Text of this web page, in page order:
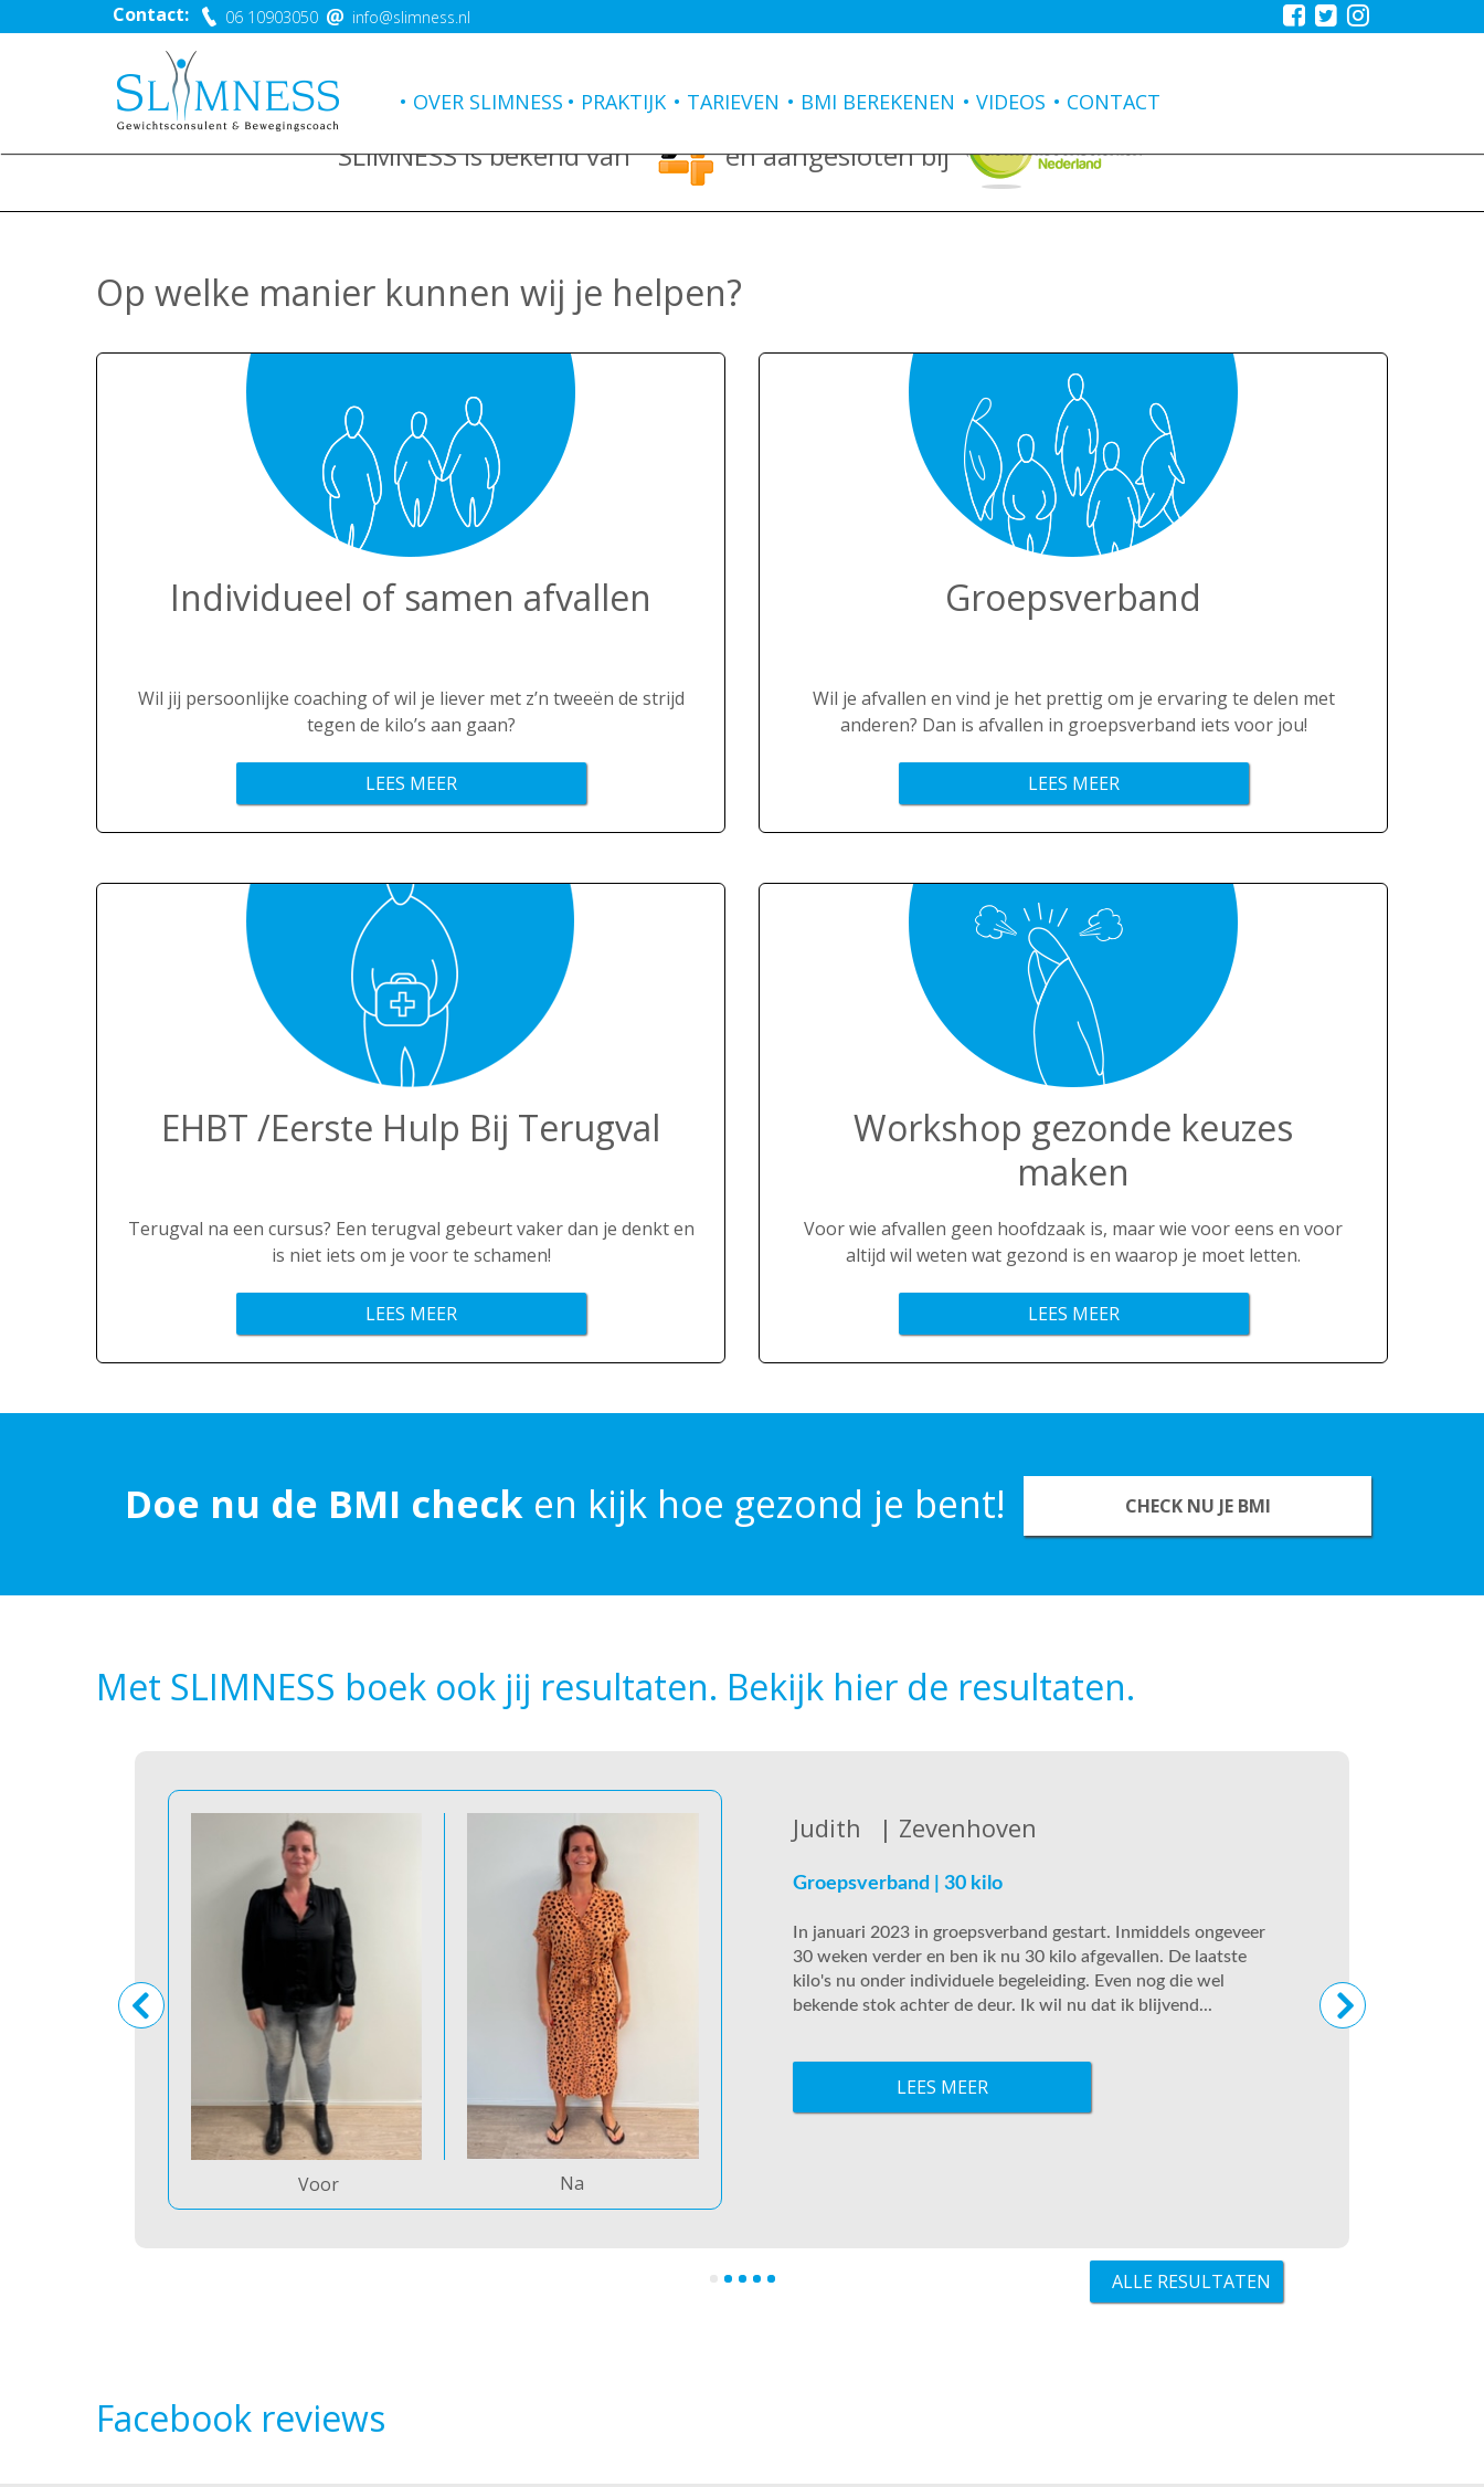
Contact: 06 10903050 info@slimness.nl
OVER SLIMNESS PRAKTIJK TARIEVEN BMI BEREKENEN VIDEOS CONTACT
SLIMNESS is bekend van en aangesloten bij
Op welke manier kunnen wij je helpen?
Individueel of samen afvallen
Wil jij persoonlijke coaching of wil je liever met z’n tweeën de strijd
tegen de kilo’s aan gaan?
LEES MEER
Groepsverband
Wil je afvallen en vind je het prettig om je ervaring te delen met
anderen? Dan is afvallen in groepsverband iets voor jou!
LEES MEER
EHBT /Eerste Hulp Bij Terugval
Terugval na een cursus? Een terugval gebeurt vaker dan je denkt en
is niet iets om je voor te schamen!
LEES MEER
Workshop gezonde keuzes
maken
Voor wie afvallen geen hoofdzaak is, maar wie voor eens en voor
altijd wil weten wat gezond is en waarop je moet letten.
LEES MEER
Doe nu de BMI check en kijk hoe gezond je bent! CHECK NU JE BMI
Met SLIMNESS boek ook jij resultaten. Bekijk hier de resultaten.
Voor Na
Judith | Zevenhoven
Groepsverband | 30 kilo
In januari 2023 in groepsverband gestart. Inmiddels ongeveer
30 weken verder en ben ik nu 30 kilo afgevallen. De laatste
kilo's nu onder individuele begeleiding. Even nog die wel
bekende stok achter de deur. Ik wil nu dat ik blijvend...
LEES MEER
ALLE RESULTATEN
Facebook reviews